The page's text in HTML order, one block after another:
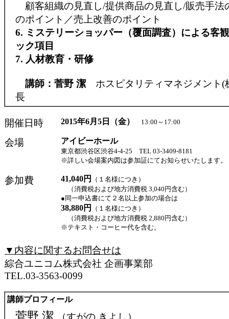
顧客組織の見直し/提供商品の見直し/販売手法
のポイント／売上改善のポイント
6. ミステリーショッパー（覆面調査）による客
ック項目
7. 人材教育・研修
講師：菅野 潔 ホスピタリティマネジメント(
長
開催日時 2015年6月5日（金） 13:00～17:00
会場 アイビーホール
東京都渋谷区渋谷4-4-25 TEL 03-3409-8181
※詳しい会場案内図は参加証にてお知らせいたします。
参加費 41,040円
（１名様につき）
（消費税および地方消費税 3,040円含む）
●同一申込書にて２名以上参加の場合は
38,880円
（１名様につき）
（消費税および地方消費税 2,880円含む）
※テキスト・コーヒー代を含む。
▼内容に関するお問合せは
綜合ユニコム株式会社 企画事業部
TEL.03-3563-0099
講師プロフィール
菅野 潔 （すがの きよし）